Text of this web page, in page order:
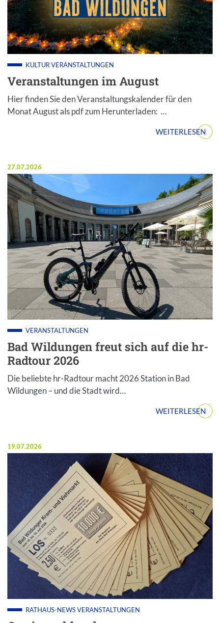
Veranstaltungen im August
KULTURVERANSTALTUNGEN
Hier finden Sie den Veranstaltungskalender für den
Monat August als pdf zum Herunterladen: …
WEITERLESEN
Veröffentlicht am:
27.07.2026
Bad Wildungen freut sich auf die hr-
Radtour 2026
VERANSTALTUNGEN
Die beliebte hr-Radtour macht 2026 Station in Bad
Wildungen – und die Stadt wird…
WEITERLESEN
Veröffentlicht am:
19.07.2026
RATHAUS-NEWSVERANSTALTUNGEN